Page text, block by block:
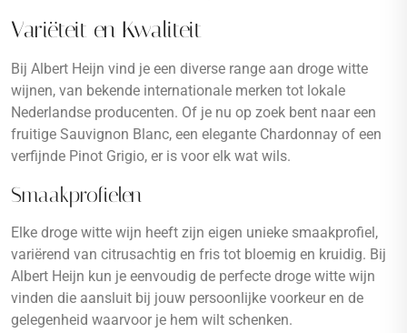
Variëteit en Kwaliteit
Bij Albert Heijn vind je een diverse range aan droge witte
wijnen, van bekende internationale merken tot lokale
Nederlandse producenten. Of je nu op zoek bent naar een
fruitige Sauvignon Blanc, een elegante Chardonnay of een
verfijnde Pinot Grigio, er is voor elk wat wils.
Smaakprofielen
Elke droge witte wijn heeft zijn eigen unieke smaakprofiel,
variërend van citrusachtig en fris tot bloemig en kruidig. Bij
Albert Heijn kun je eenvoudig de perfecte droge witte wijn
vinden die aansluit bij jouw persoonlijke voorkeur en de
gelegenheid waarvoor je hem wilt schenken.